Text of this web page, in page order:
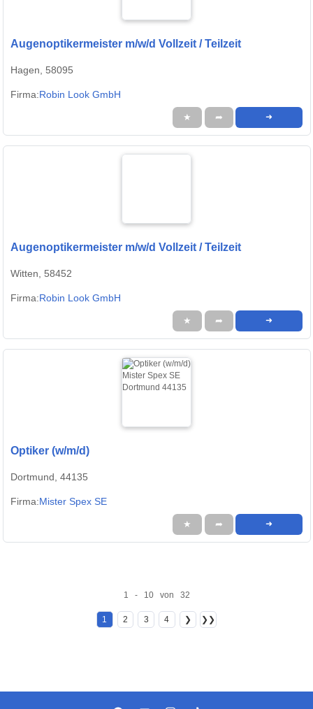
Augenoptikermeister m/w/d Vollzeit / Teilzeit
Hagen, 58095
Firma:Robin Look GmbH
★ ➦ ➜
Augenoptikermeister m/w/d Vollzeit / Teilzeit
Witten, 58452
Firma:Robin Look GmbH
★ ➦ ➜
Optiker (w/m/d)
Dortmund, 44135
Firma:Mister Spex SE
★ ➦ ➜
1 - 10 von 32
1 2 3 4 ❯ ❯❯